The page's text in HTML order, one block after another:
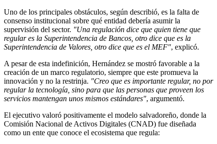
Uno de los principales obstáculos, según describió, es la falta de
consenso institucional sobre qué entidad debería asumir la
supervisión del sector. "Una regulación dice que quien tiene que
regular es la Superintendencia de Bancos, otro dice que es la
Superintendencia de Valores, otro dice que es el MEF", explicó.
A pesar de esta indefinición, Hernández se mostró favorable a la
creación de un marco regulatorio, siempre que este promueva la
innovación y no la restrinja. "Creo que es importante regular, no por
regular la tecnología, sino para que las personas que proveen los
servicios mantengan unos mismos estándares", argumentó.
El ejecutivo valoró positivamente el modelo salvadoreño, donde la
Comisión Nacional de Activos Digitales (CNAD) fue diseñada
como un ente que conoce el ecosistema que regula: